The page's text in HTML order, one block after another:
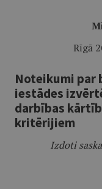
Rīgā
Noteikumi par
iestādes
darbības
kritērijiem
Izdoti